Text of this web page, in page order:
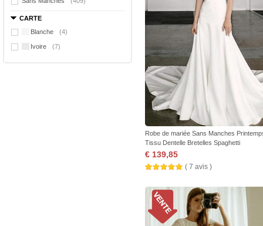
CARTE
Blanche
(4)
Ivoire (7)
Robe de mariée Sans Manches
Tissu Dentelle Bretelles Spaghetti
€ 139,85
( 7 avis )